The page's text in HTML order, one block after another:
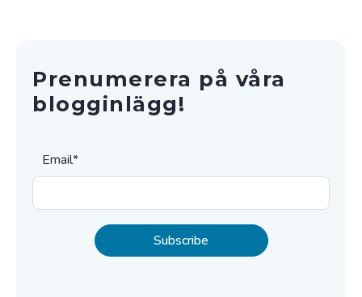
Prenumerera på våra
blogginlägg!
Email*